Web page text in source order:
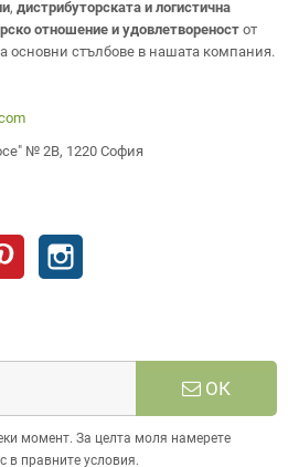
, дистрибуторската и логистична
отношение и удовлетвореност от
основни стълбове в нашата компания.
№ 2В, 1220 София
Pinterest
ОК
момент. За целта моля намерете
в правните условия.